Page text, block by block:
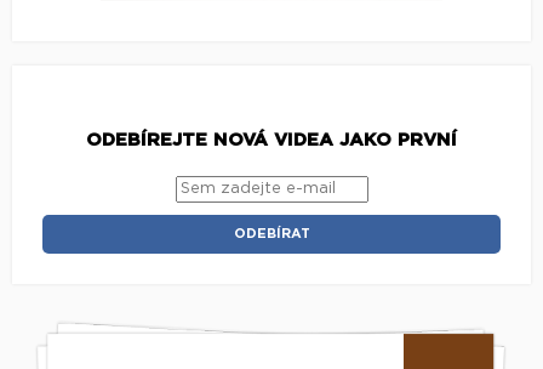
ODEBÍREJTE NOVÁ VIDEA JAKO PRVNÍ